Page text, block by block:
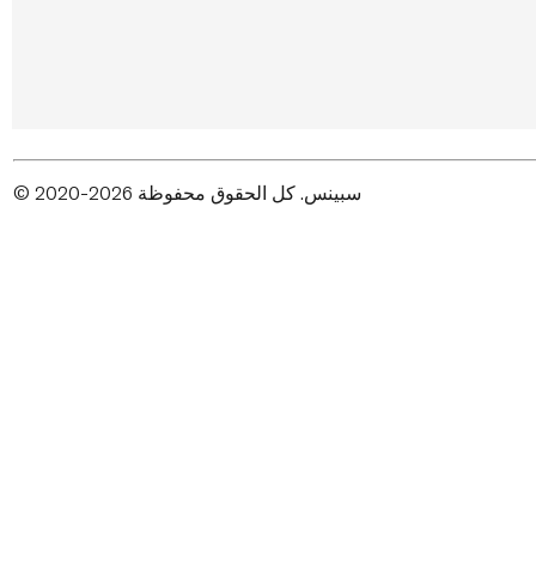
© 2020-2026 سبينس. كل الحقوق محفوظة